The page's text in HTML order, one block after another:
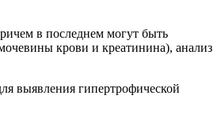
в последнем могут быть
крови и креатинина), анализ
выявления гипертрофической